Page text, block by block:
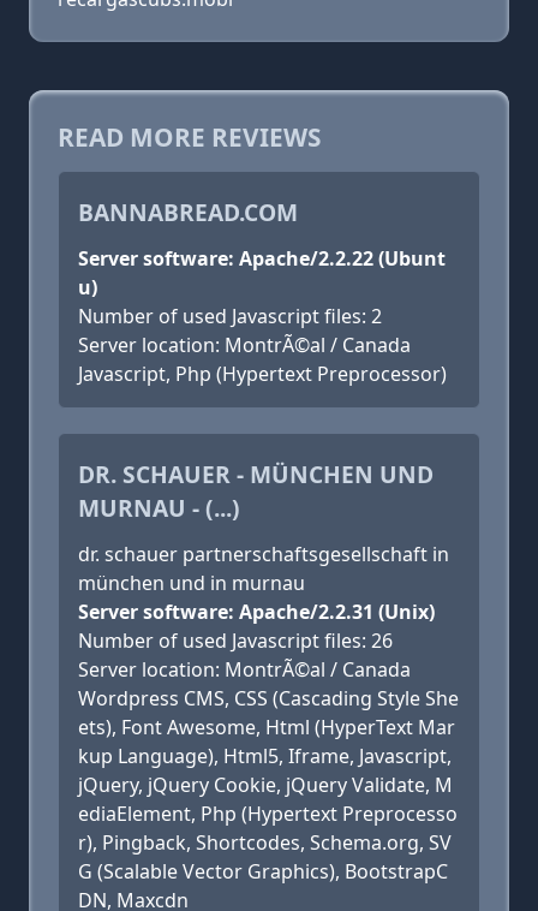
READ MORE REVIEWS
BANNABREAD.COM
Server software: Apache/2.2.22 (Ubunt
u)
Number of used Javascript files: 2
Server location: MontrÃ©al / Canada
Javascript, Php (Hypertext Preprocessor)
DR. SCHAUER - MÜNCHEN UND
MURNAU - (...)
dr. schauer partnerschaftsgesellschaft in
münchen und in murnau
Server software: Apache/2.2.31 (Unix)
Number of used Javascript files: 26
Server location: MontrÃ©al / Canada
Wordpress CMS, CSS (Cascading Style She
ets), Font Awesome, Html (HyperText Mar
kup Language), Html5, Iframe, Javascript,
jQuery, jQuery Cookie, jQuery Validate, M
ediaElement, Php (Hypertext Preprocesso
r), Pingback, Shortcodes, Schema.org, SV
G (Scalable Vector Graphics), BootstrapC
DN, Maxcdn